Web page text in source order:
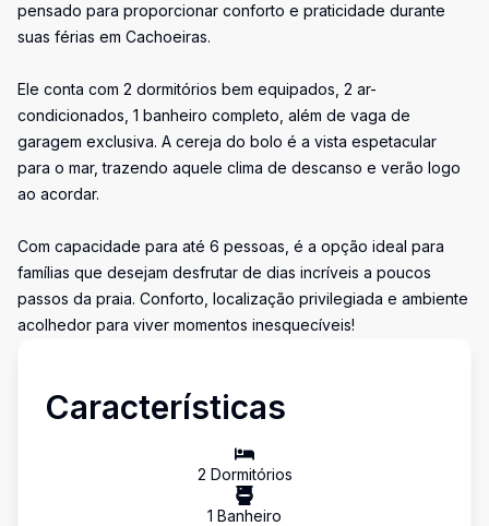
pensado para proporcionar conforto e praticidade durante
suas férias em Cachoeiras.
Ele conta com 2 dormitórios bem equipados, 2 ar-
condicionados, 1 banheiro completo, além de vaga de
garagem exclusiva. A cereja do bolo é a vista espetacular
para o mar, trazendo aquele clima de descanso e verão logo
ao acordar.
Com capacidade para até 6 pessoas, é a opção ideal para
famílias que desejam desfrutar de dias incríveis a poucos
passos da praia. Conforto, localização privilegiada e ambiente
acolhedor para viver momentos inesquecíveis!
Características
2 Dormitórios
1 Banheiro